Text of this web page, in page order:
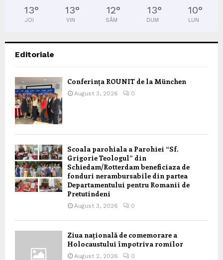
13°
JOI
13°
VIN
12°
SÂM
13°
DUM
10°
LUN
Editoriale
Conferința ROUNIT de la München
August 3, 2026 0
Scoala parohiala a Parohiei “Sf.
Grigorie Teologul” din
Schiedam/Rotterdam beneficiaza de
fonduri nerambursabile din partea
Departamentului pentru Romanii de
Pretutindeni
August 3, 2026 0
Ziua națională de comemorare a
Holocaustului împotriva romilor
August 2, 2026 0